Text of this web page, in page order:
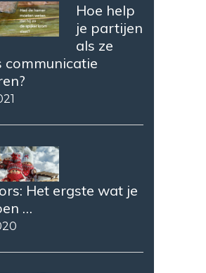
Hoe help
je partijen
als ze
communicatie
Het ergste wat je
…